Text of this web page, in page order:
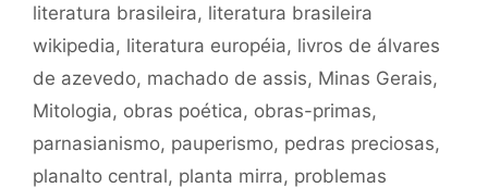
literatura brasileira, literatura brasileira
wikipedia, literatura européia, livros de álvares
de azevedo, machado de assis, Minas Gerais,
Mitologia, obras poética, obras-primas,
parnasianismo, pauperismo, pedras preciosas,
planalto central, planta mirra, problemas